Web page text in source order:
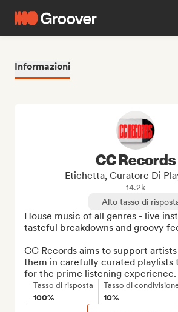
Informazioni
CC Records
Etichetta, Curatore Di
14.2k
Alto tasso di
House music of all genres - live
tasteful breakdowns and groovy
CC Records aims to support
them in carefully curated playlists
for the prime listening experience.
Tasso di risposta
100%
Tasso di
10%